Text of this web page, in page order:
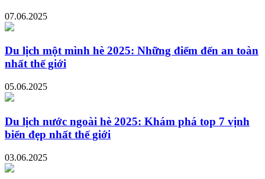
07.06.2025
Du lịch một mình hè 2025: Những điểm đến an toàn
nhất thế giới
05.06.2025
Du lịch nước ngoài hè 2025: Khám phá top 7 vịnh
biển đẹp nhất thế giới
03.06.2025